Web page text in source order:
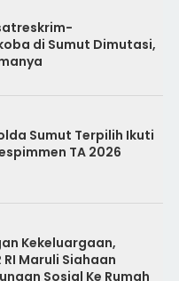
di Sumut Dimutasi,
Sumut Terpilih Ikuti
TA 2026
Kekeluargaan,
Maruli Siahaan
Sosial Ke Rumah